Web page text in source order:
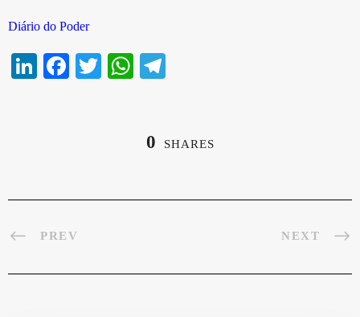
Diário do Poder
Li
Fa T
W
A a
0 SHARES
PREV NEXT